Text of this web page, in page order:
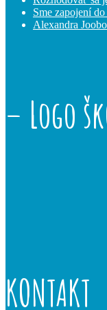
Sme zapojení
Alexandra
– Logo
KONTAKT